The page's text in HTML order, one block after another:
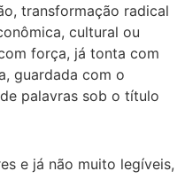
transformação radical
cultural ou
força, já tonta com
guardada com o
palavras sob o título
e já não muito legíveis,